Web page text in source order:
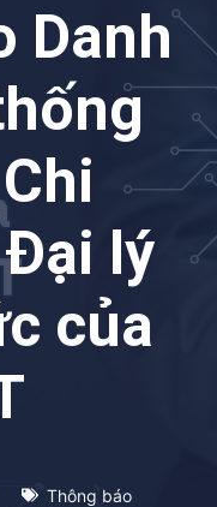
Danh
lý
của
Thông báo